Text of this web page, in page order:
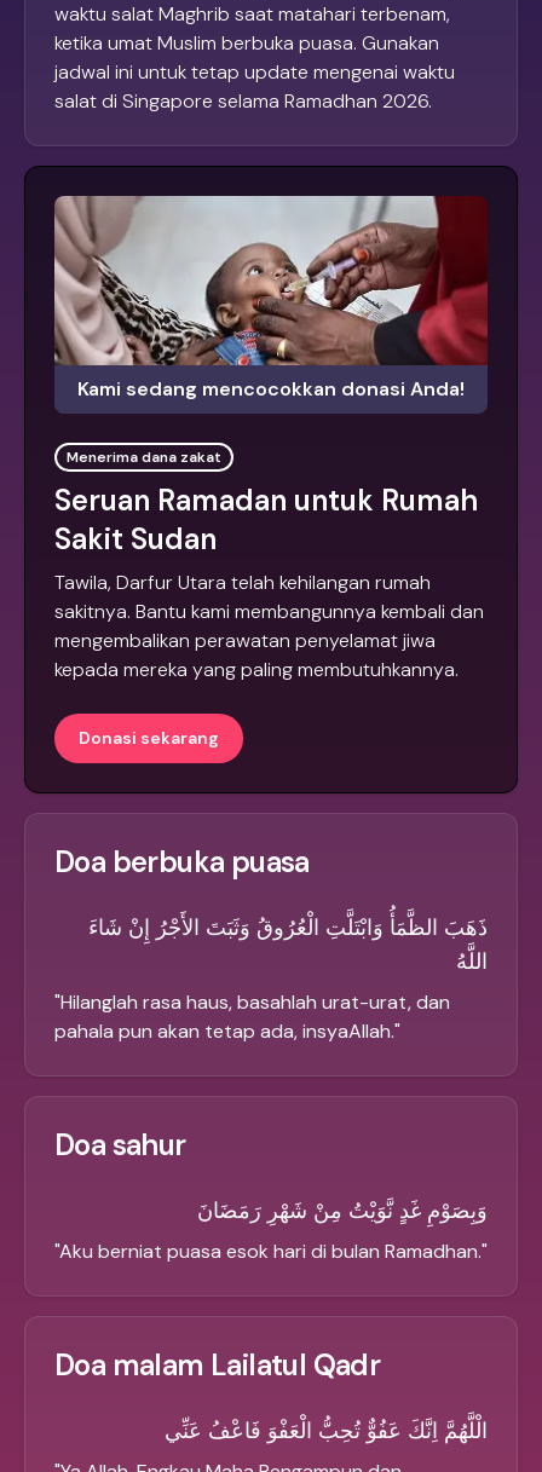
waktu salat Maghrib saat matahari terbenam,
ketika umat Muslim berbuka puasa. Gunakan
jadwal ini untuk tetap update mengenai waktu
salat di Singapore selama Ramadhan 2026.
Kami sedang mencocokkan donasi Anda!
Menerima dana zakat
Seruan Ramadan untuk Rumah
Sakit Sudan
Tawila, Darfur Utara telah kehilangan rumah
sakitnya. Bantu kami membangunnya kembali dan
mengembalikan perawatan penyelamat jiwa
kepada mereka yang paling membutuhkannya.
Donasi sekarang
Doa berbuka puasa
ذَهَبَ الظَّمَأُ وَابْتَلَّتِ الْعُرُوقُ وَثَبَتَ الأَجْرُ إِنْ شَاءَ
اللَّهُ
"Hilanglah rasa haus, basahlah urat-urat, dan
pahala pun akan tetap ada, insyaAllah."
Doa sahur
وَبِصَوْمِ غَدٍ نَّوَيْتُ مِنْ شَهْرِ رَمَضَانَ
"Aku berniat puasa esok hari di bulan Ramadhan."
Doa malam Lailatul Qadr
الْلَّهُمَّ اِنَّكَ عَفُوٌّ تُحِبُّ الْعَفْوَ فَاعْفُ عَنِّي